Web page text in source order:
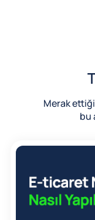
Merak
bu